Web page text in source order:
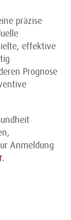
präzise
effektive
Prognose
Anmeldung
.